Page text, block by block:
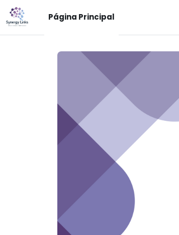
Salta al contenido principal
Página Principal